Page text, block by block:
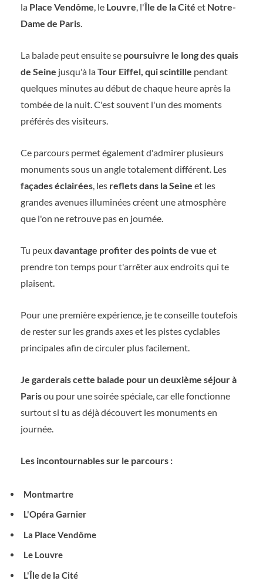
la Place Vendôme, le Louvre, l'Île de la Cité et Notre-
Dame de Paris.
La balade peut ensuite se poursuivre le long des quais
de Seine jusqu'à laTour Eiffel, qui scintille pendant
quelques minutes au début de chaque heure après la
tombée de la nuit. C'est souvent l'un des moments
préférés des visiteurs.
Ce parcours permet également d'admirer plusieurs
monuments sous un angle totalement différent. Les
façades éclairées, les reflets dans la Seine et les
grandes avenues illuminées créent une atmosphère
que l'on ne retrouve pas en journée.
Tu peuxdavantage profiter des points de vue et
prendre ton temps pour t'arrêter aux endroits qui te
plaisent.
Pour une première expérience, je te conseille toutefois
de rester sur les grands axes et les pistes cyclables
principales afin de circuler plus facilement.
Je garderais cette balade pour un deuxième séjour à
Parisou pour une soirée spéciale, car elle fonctionne
surtout si tu as déjà découvert les monuments en
journée.
Les incontournables sur le parcours :
Montmartre
L'Opéra Garnier
La Place Vendôme
Le Louvre
L'Île de la Cité